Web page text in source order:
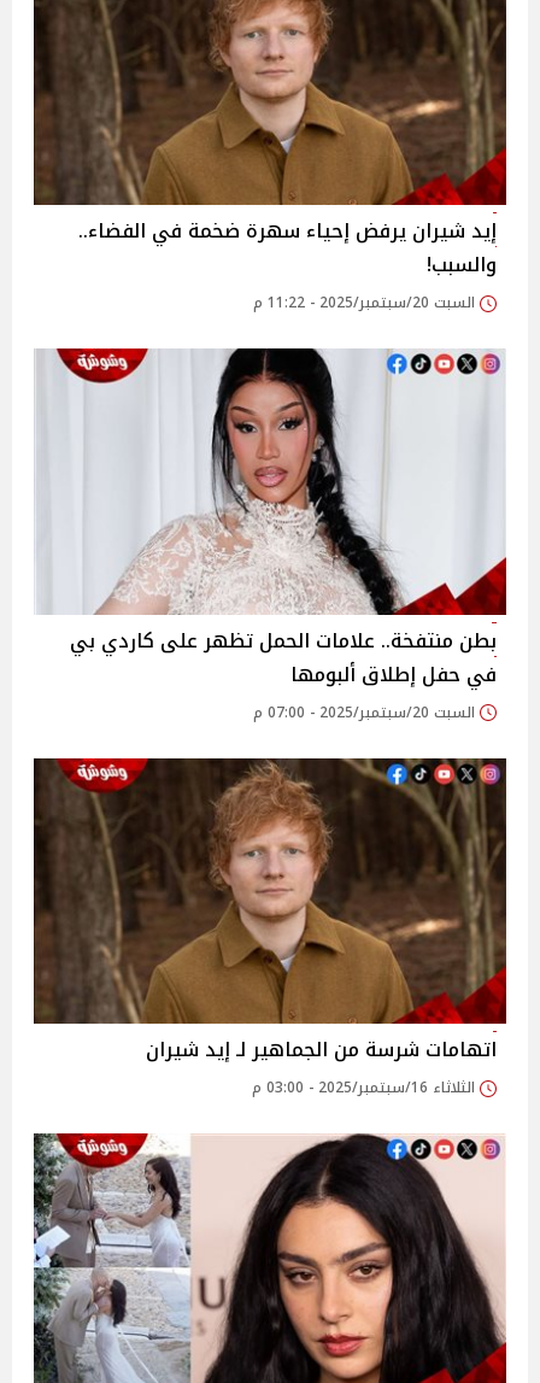
إيد شيران يرفض إحياء سهرة ضخمة في الفضاء..
والسبب!
السبت 20/سبتمبر/2025 - 11:22 م
بطن منتفخة.. علامات الحمل تظهر على كاردي بي
في حفل إطلاق ألبومها
السبت 20/سبتمبر/2025 - 07:00 م
اتهامات شرسة من الجماهير لـ إيد شيران
الثلاثاء 16/سبتمبر/2025 - 03:00 م